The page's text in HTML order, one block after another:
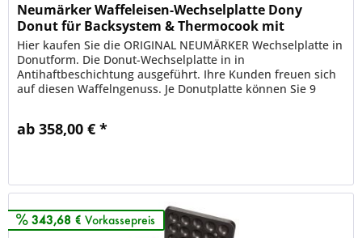
Neumärker Waffeleisen-Wechselplatte Dony
Donut für Backsystem & Thermocook mit
Antihaftbeschichtung
Hier kaufen Sie die ORIGINAL NEUMÄRKER Wechselplatte in
Donutform. Die Donut-Wechselplatte in in
Antihaftbeschichtung ausgeführt. Ihre Kunden freuen sich
auf diesen Waffelngenuss. Je Donutplatte können Sie 9
ab 358,00 € *
343,68 € Vorkassepreis